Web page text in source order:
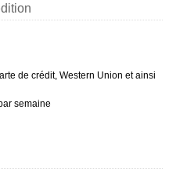
de crédit, Western Union et ainsi
semaine